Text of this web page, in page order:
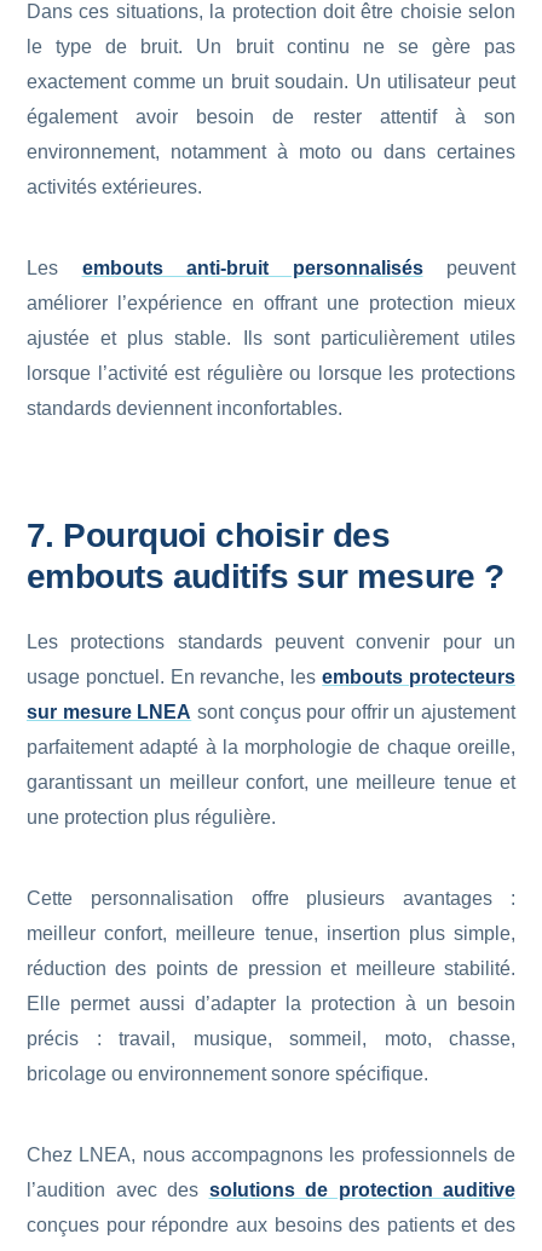
Dans ces situations, la protection doit être choisie selon
le type de bruit. Un bruit continu ne se gère pas
exactement comme un bruit soudain. Un utilisateur peut
également avoir besoin de rester attentif à son
environnement, notamment à moto ou dans certaines
activités extérieures.
Les embouts anti-bruit personnaliséspeuvent
améliorer l’expérience en offrant une protection mieux
ajustée et plus stable. Ils sont particulièrement utiles
lorsque l’activité est régulière ou lorsque les protections
standards deviennent inconfortables.
7. Pourquoi choisir des
embouts auditifs sur mesure ?
Les protections standards peuvent convenir pour un
usage ponctuel. En revanche, lesembouts protecteurs
sur mesure LNEA sont conçus pour offrir un ajustement
parfaitement adapté à la morphologie de chaque oreille,
garantissant un meilleur confort, une meilleure tenue et
une protection plus régulière.
Cette personnalisation offre plusieurs avantages :
meilleur confort, meilleure tenue, insertion plus simple,
réduction des points de pression et meilleure stabilité.
Elle permet aussi d’adapter la protection à un besoin
précis : travail, musique, sommeil, moto, chasse,
bricolage ou environnement sonore spécifique.
Chez LNEA, nous accompagnons les professionnels de
l’audition avec des solutions de protection auditive
conçues pour répondre aux besoins des patients et des